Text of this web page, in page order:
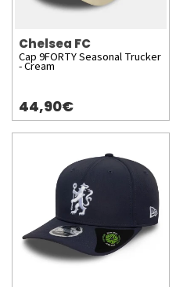
Chelsea FC
Cap 9FORTY Seasonal Trucker
- Cream
44,90€